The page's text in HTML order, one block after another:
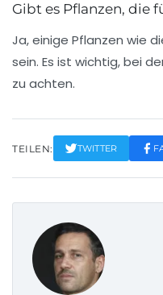
Gibt es Pflanzen, die
Ja, einige Pflanzen wie
sein. Es ist wichtig, bei
zu achten.
TEILEN: TWITTER